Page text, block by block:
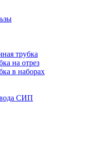
трубка
на отрез
в наборах
СИП